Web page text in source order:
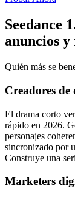
Seedance
anuncios y
Quién más se
Creadores de
El drama corto
rápido en 2026.
personajes
sincronizado por
Construye una
Marketers